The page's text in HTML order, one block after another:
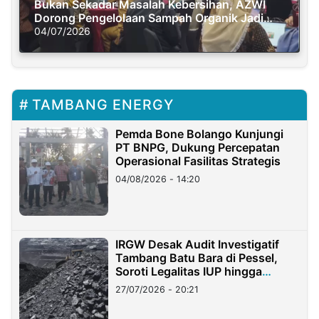
Bukan Sekadar Masalah Kebersihan, AZWI
Dorong Pengelolaan Sampah Organik Jadi
Solusi Krisis Iklim
04/07/2026
TAMBANG ENERGY
Pemda Bone Bolango Kunjungi
PT BNPG, Dukung Percepatan
Operasional Fasilitas Strategis
04/08/2026 - 14:20
IRGW Desak Audit Investigatif
Tambang Batu Bara di Pessel,
Soroti Legalitas IUP hingga
Stockpile
27/07/2026 - 20:21